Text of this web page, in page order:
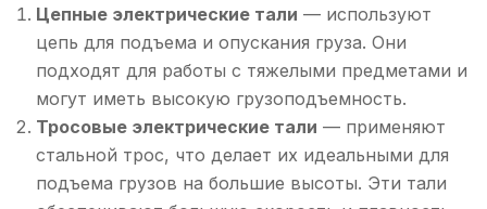
Цепные электрические тали — используют
цепь для подъема и опускания груза. Они
подходят для работы с тяжелыми предметами и
могут иметь высокую грузоподъемность.
Тросовые электрические тали — применяют
стальной трос, что делает их идеальными для
подъема грузов на большие высоты. Эти тали